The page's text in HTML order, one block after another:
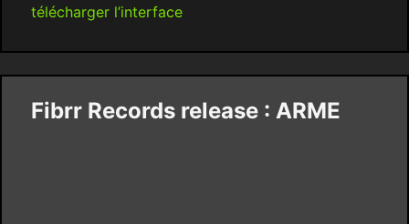
télécharger l’interface
Fibrr Records release : ARME